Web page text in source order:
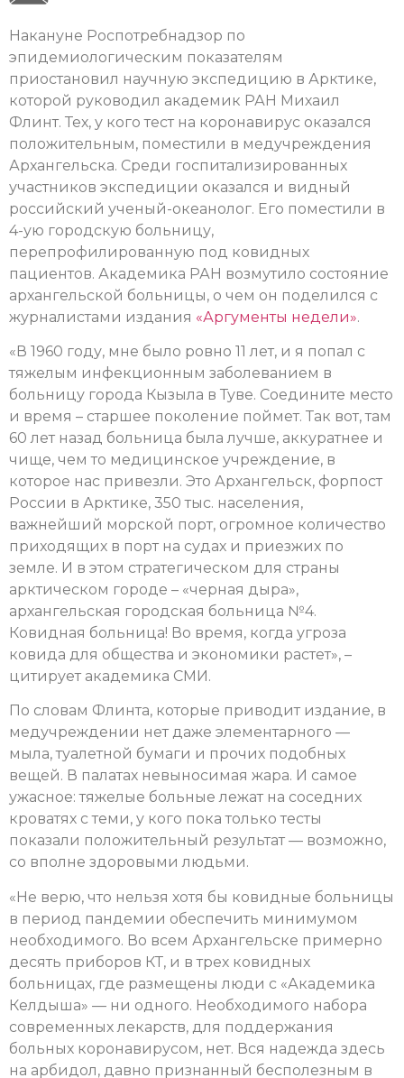
Накануне Роспотребнадзор по
эпидемиологическим показателям
приостановил научную экспедицию в Арктике,
которой руководил академик РАН Михаил
Флинт. Тех, у кого тест на коронавирус оказался
положительным, поместили в медучреждения
Архангельска. Среди госпитализированных
участников экспедиции оказался и видный
российский ученый-океанолог. Его поместили в
4-ую городскую больницу,
перепрофилированную под ковидных
пациентов. Академика РАН возмутило состояние
архангельской больницы, о чем он поделился с
журналистами издания «Аргументы недели».
«В 1960 году, мне было ровно 11 лет, и я попал с
тяжелым инфекционным заболеванием в
больницу города Кызыла в Туве. Соедините место
и время – старшее поколение поймет. Так вот, там
60 лет назад больница была лучше, аккуратнее и
чище, чем то медицинское учреждение, в
которое нас привезли. Это Архангельск, форпост
России в Арктике, 350 тыс. населения,
важнейший морской порт, огромное количество
приходящих в порт на судах и приезжих по
земле. И в этом стратегическом для страны
арктическом городе – «черная дыра»,
архангельская городская больница №4.
Ковидная больница! Во время, когда угроза
ковида для общества и экономики растет», –
цитирует академика СМИ.
По словам Флинта, которые приводит издание, в
медучреждении нет даже элементарного —
мыла, туалетной бумаги и прочих подобных
вещей. В палатах невыносимая жара. И самое
ужасное: тяжелые больные лежат на соседних
кроватях с теми, у кого пока только тесты
показали положительный результат — возможно,
со вполне здоровыми людьми.
«Не верю, что нельзя хотя бы ковидные больницы
в период пандемии обеспечить минимумом
необходимого. Во всем Архангельске примерно
десять приборов КТ, и в трех ковидных
больницах, где размещены люди с «Академика
Келдыша» — ни одного. Необходимого набора
современных лекарств, для поддержания
больных коронавирусом, нет. Вся надежда здесь
на арбидол, давно признанный бесполезным в